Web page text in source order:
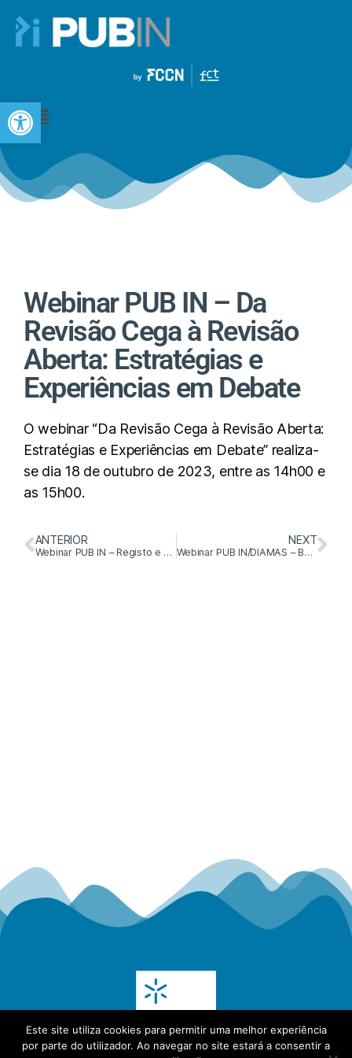
Open toolbar
Webinar PUB IN – Da
Revisão Cega à Revisão
Aberta: Estratégias e
Experiências em Debate
O webinar “Da Revisão Cega à Revisão Aberta:
Estratégias e Experiências em Debate” realiza-
se dia 18 de outubro de 2023, entre as 14h00 e
as 15h00.
ANTERIOR
Webinar PUB IN – Registo e Agregação de Revistas Científicas na Infraestrutura Europeia OpenAIRE
NEXT
Webinar PUB IN/DIAMAS – Boas Práticas em Acesso Aberto Diamante
Este site utiliza cookies para permitir uma melhor experiência
por parte do utilizador. Ao navegar no site estará a consentir a